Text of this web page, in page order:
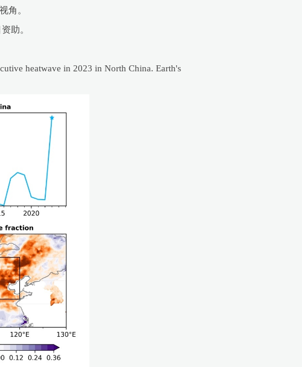
角。
助。
heatwave in 2023 in North China. Earth's